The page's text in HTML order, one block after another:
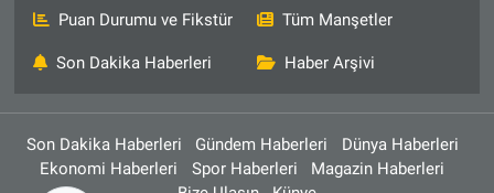
Puan Durumu ve Fikstür Tüm Manşetler
Son Dakika Haberleri Haber Arşivi
Son Dakika Haberleri Gündem Haberleri
Dünya Haberleri
Ekonomi Haberleri
Spor Haberleri
Magazin Haberleri